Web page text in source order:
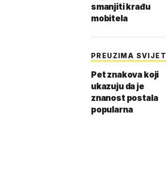
smanjiti krađu
mobitela
PREUZIMA SVIJET
Pet znakova koji
ukazuju da je
znanost postala
popularna